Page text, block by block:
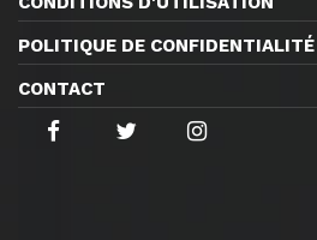
POLITIQUE DE CONFIDENTIALITÉ
CONTACT